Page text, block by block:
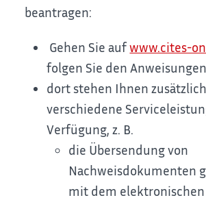
beantragen:
Gehen Sie aufwww.cites-
folgen Sie den Anweisungen
dort stehen Ihnen zusätzlich
verschiedene
Verfügung, z. B.
die Übersendung von
Nachweisdokumenten
mit dem elektronischen